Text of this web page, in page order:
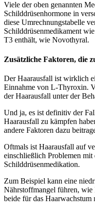
Viele der oben genannten
Schilddrüsenhormone in
diese Umrechnungstabelle
Schilddrüsenmedikament
T3 enthält, wie Novothyral.
Zusätzliche Faktoren, die
Der Haarausfall ist wirklich
Einnahme von L-Thyroxin.
der Haarausfall unter der
Und ja, es ist definitiv der
Haarausfall zu kämpfen
andere Faktoren dazu
Oftmals ist Haarausfall auf
einschließlich Problemen
Schilddrüsenmedikation.
Zum Beispiel kann eine
Nährstoffmangel führen,
beide für das Haarwachstum